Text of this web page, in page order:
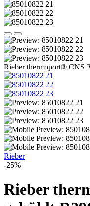
Rieber thermoport® CNS
Rieber
-25%
Rieber